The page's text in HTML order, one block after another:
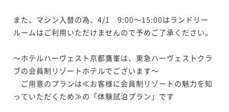
また、マシン入替の為、4/1　9:00～15:00はランドリー
ルームはご利用いただけませんので予めご了承ください。
～ホテルハーヴェスト京都鷹峯は、東急ハーヴェストクラ
ブの会員制リゾートホテルでございます～
ご用意のプランは≪お客様に会員制リゾートの魅力を知
っていただくため≫の「体験試泊プラン」です